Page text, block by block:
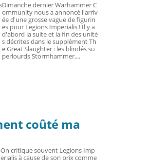
Dimanche dernier Warhammer C
ommunity nous a annoncé l'arriv
ée d'une grosse vague de figurin
es pour Legions Imperialis ! Il y a
d'abord la suite et la fin des unité
s décrites dans le supplément Th
e Great Slaughter : les blindés su
perlourds Stormhammer,...
coûté ma
On critique souvent Legions Imp
erialis à cause de son prix comme